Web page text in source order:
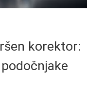
korektor: